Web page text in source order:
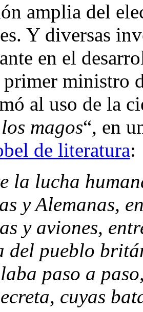
amplia del
Y diversas
en el
primer ministro
al uso de la
magos“, en
de literatura:
la lucha
y Alemanas,
y aviones,
del pueblo
paso a
cuyas